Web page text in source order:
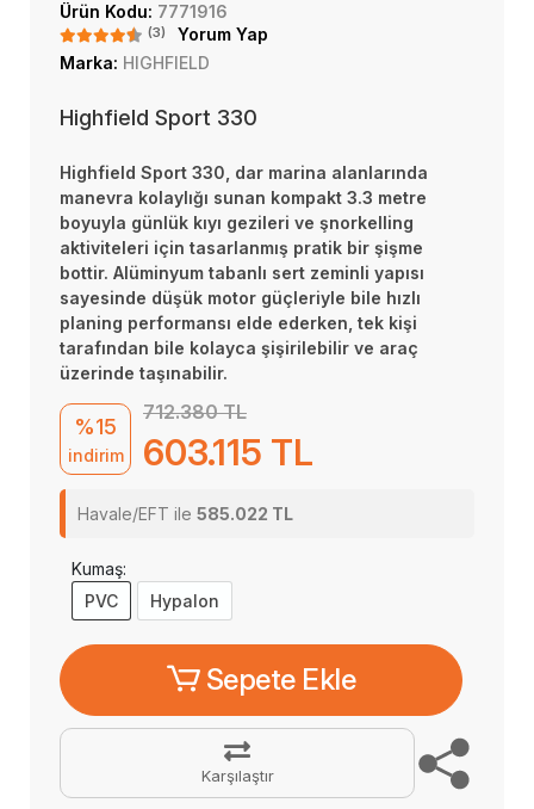
Ürün Kodu: 7771916
(3)
Yorum Yap
Marka: HIGHFIELD
Highfield Sport 330
Highfield Sport 330, dar marina alanlarında
manevra kolaylığı sunan kompakt 3.3 metre
boyuyla günlük kıyı gezileri ve şnorkelling
aktiviteleri için tasarlanmış pratik bir şişme
bottir. Alüminyum tabanlı sert zeminli yapısı
sayesinde düşük motor güçleriyle bile hızlı
planing performansı elde ederken, tek kişi
tarafından bile kolayca şişirilebilir ve araç
üzerinde taşınabilir.
%15
indirim
712.380 TL
603.115 TL
Havale/EFT ile 585.022 TL
Kumaş:
PVC
Hypalon
Sepete Ekle
Karşılaştır